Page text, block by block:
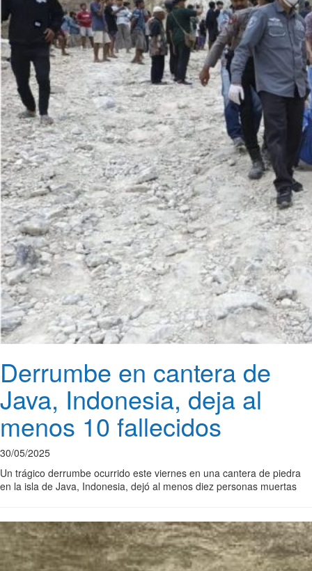
Derrumbe en cantera de
Java, Indonesia, deja al
menos 10 fallecidos
30/05/2025
Un trágico derrumbe ocurrido este viernes en una cantera de piedra
en la isla de Java, Indonesia, dejó al menos diez personas muertas